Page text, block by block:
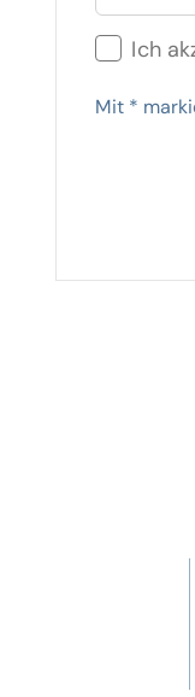
Ich
Mit *